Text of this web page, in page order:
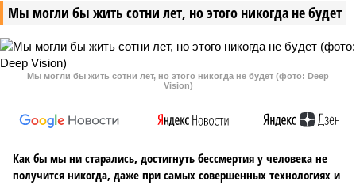
Мы могли бы жить сотни лет, но этого никогда не будет
Мы могли бы жить сотни лет, но этого никогда не будет (фото: Deep
Vision)
Как бы мы ни старались, достигнуть бессмертия у человека не
получится никогда, даже при самых совершенных технологиях и